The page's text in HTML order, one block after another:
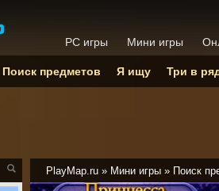
PlayMap.ru » Мини игры » Поиск
PC игры Мини игры
Поиск предметов Я ищу Три в